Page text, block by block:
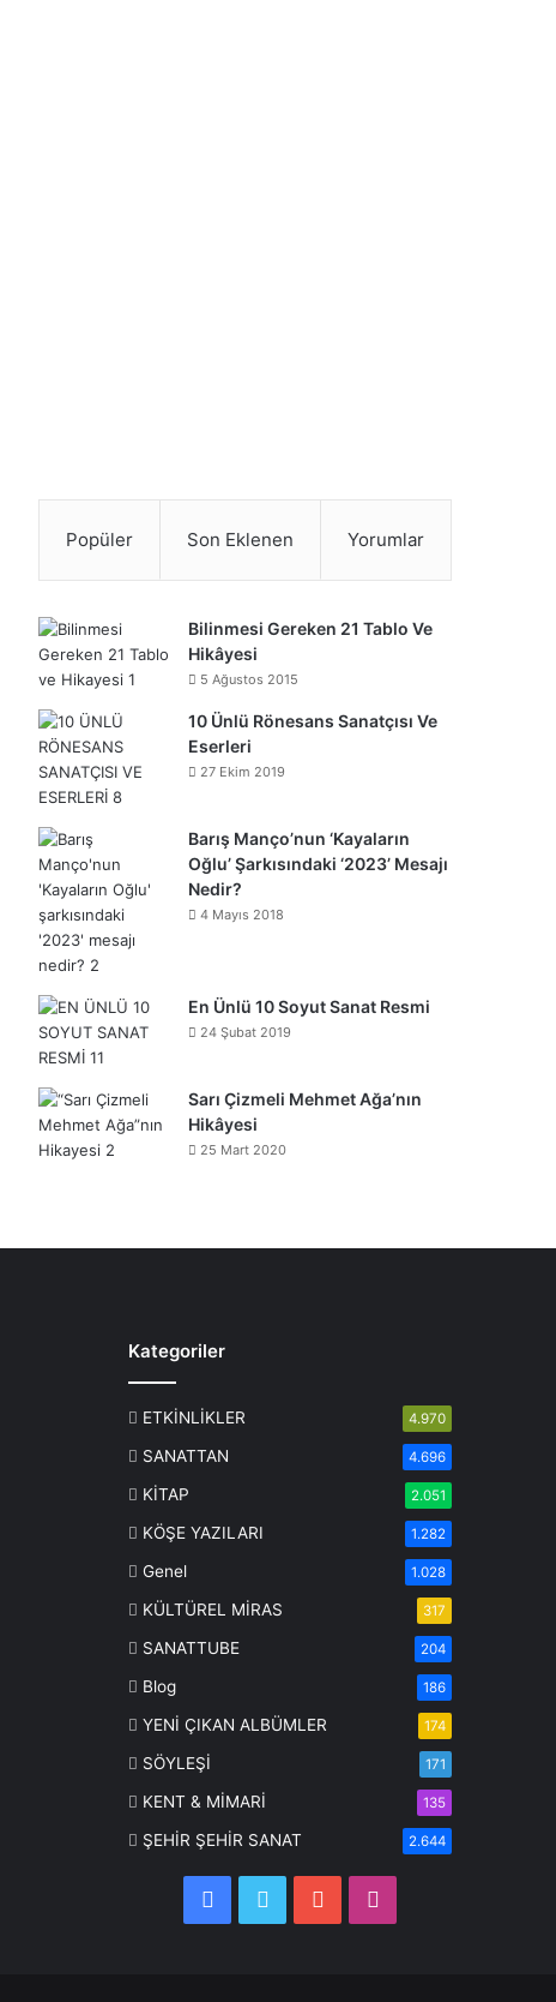
Popüler Son Eklenen Yorumlar
Bilinmesi Gereken 21 Tablo Ve
Hikâyesi
5 Ağustos 2015
10 Ünlü Rönesans Sanatçısı Ve
Eserleri
27 Ekim 2019
Barış Manço’nun ‘Kayaların
Oğlu’ Şarkısındaki ‘2023’ Mesajı
Nedir?
4 Mayıs 2018
En Ünlü 10 Soyut Sanat Resmi
24 Şubat 2019
Sarı Çizmeli Mehmet Ağa’nın
Hikâyesi
25 Mart 2020
Kategoriler
ETKİNLİKLER 4.970
SANATTAN 4.696
KİTAP 2.051
KÖŞE YAZILARI 1.282
Genel 1.028
KÜLTÜREL MİRAS 317
SANATTUBE 204
Blog 186
YENİ ÇIKAN ALBÜMLER 174
SÖYLEŞİ 171
KENT & MİMARİ 135
ŞEHİR ŞEHİR SANAT 2.644
Facebook
Twitter YouTube